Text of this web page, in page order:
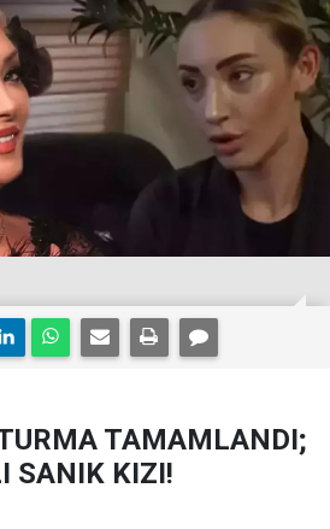
TAMAMLANDI;
SANIK KIZI!